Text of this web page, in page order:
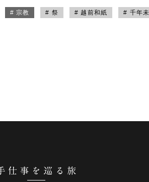
# 宗教 # 祭 # 越前和紙 # 千年